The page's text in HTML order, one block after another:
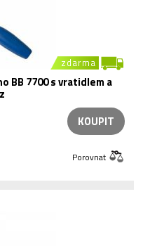
zdarma
BB 7700 s vratidlem a
KOUPIT
Porovnat